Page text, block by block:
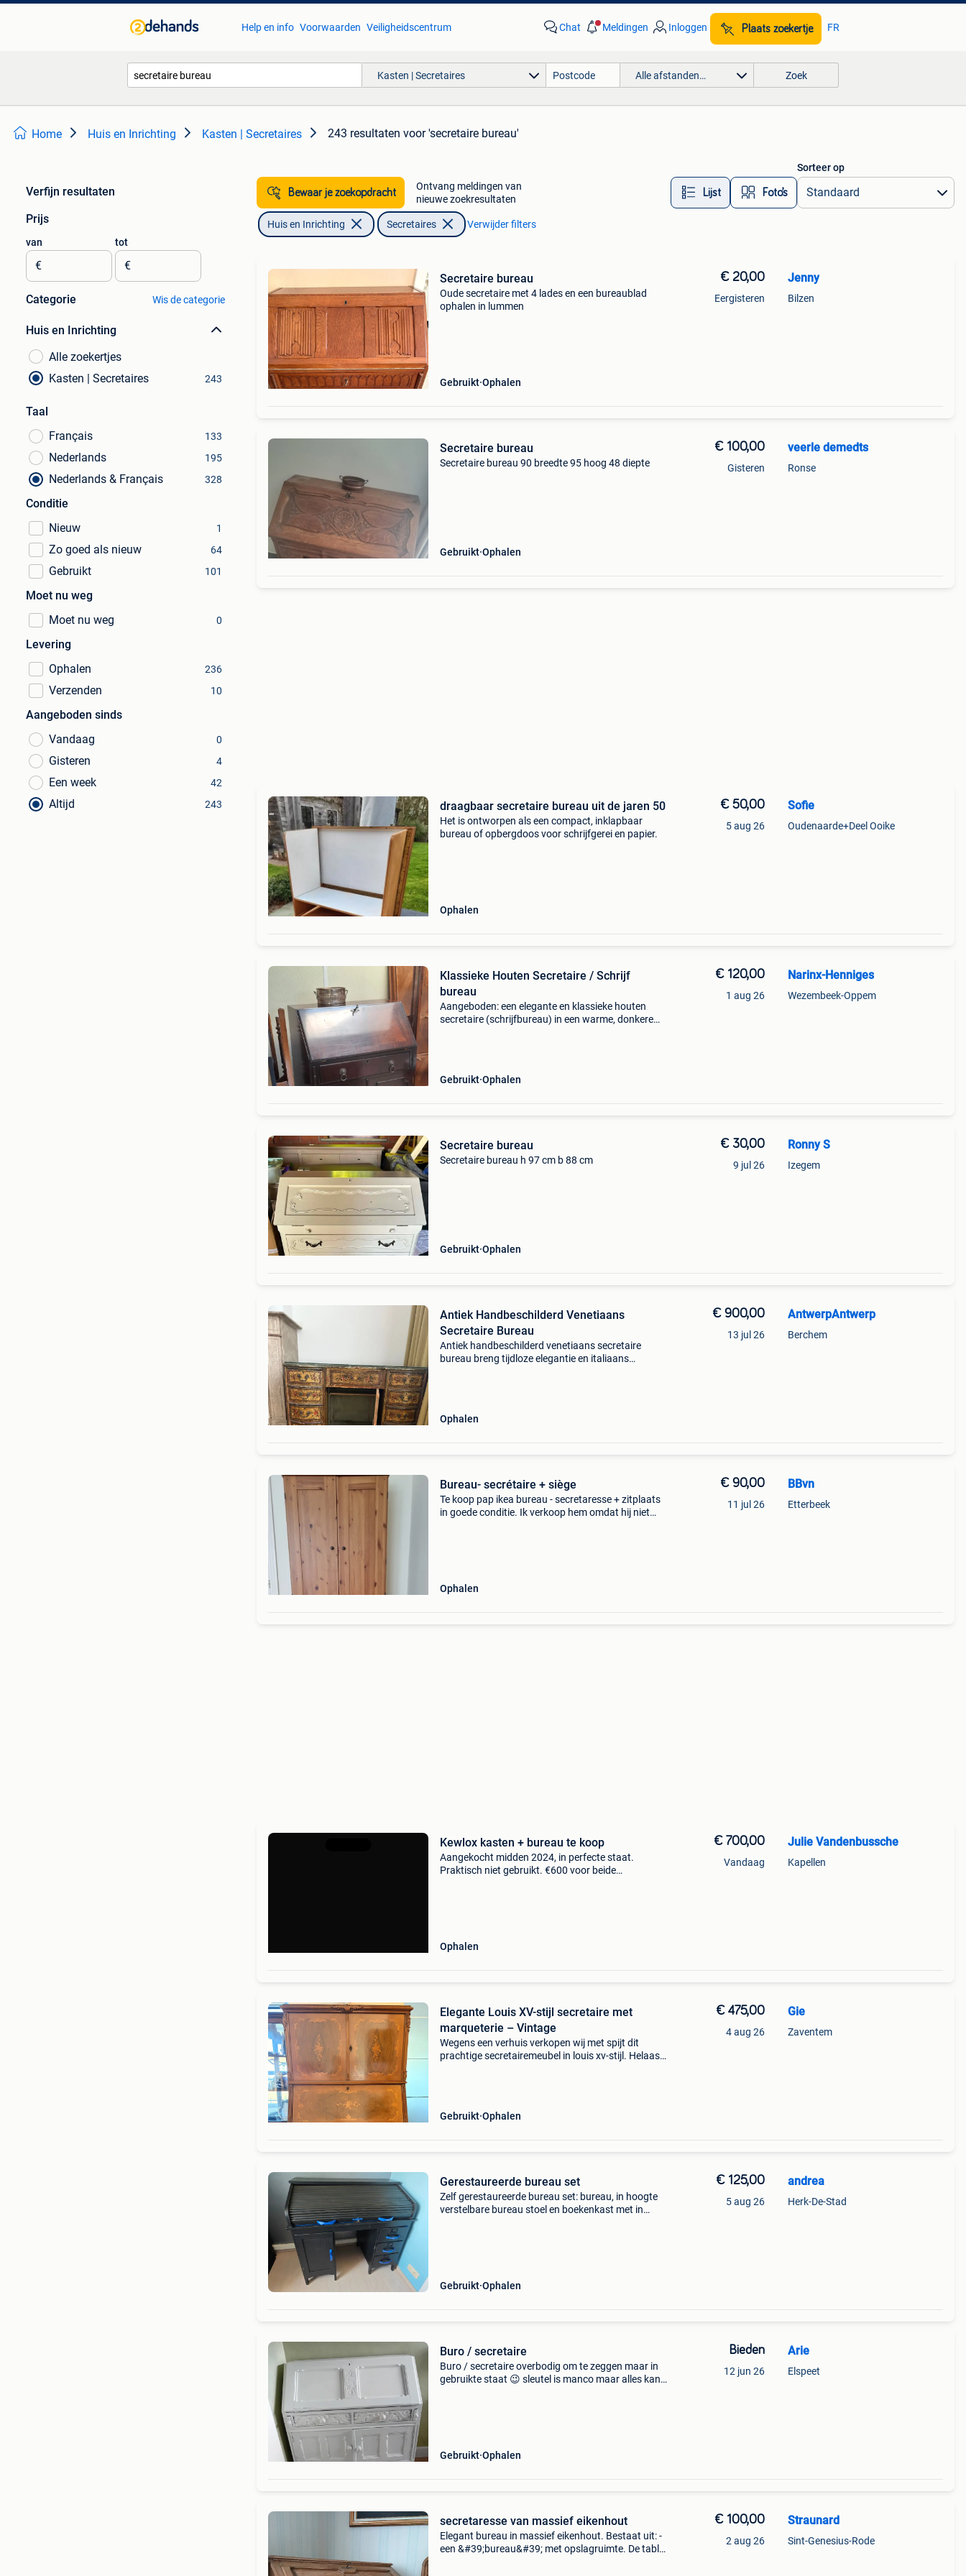
Help en info Voorwaarden Veiligheidscentrum Chat Meldingen Inloggen Plaats zoekertje FR
Kasten | Secretaires Alle afstanden… Zoek
Home Huis en Inrichting Kasten | Secretaires 243 resultaten voor 'secretaire bureau'
Verfijn resultaten
Prijs
van
€
tot
€
Categorie Wis de categorie
Huis en Inrichting
Alle zoekertjes
Kasten | Secretaires
243
Taal
Français
133
Nederlands 195
Nederlands & Français 328
Conditie
Nieuw
1
Zo goed als nieuw 64
Gebruikt 101
Moet nu weg
Moet nu weg
0
Levering
Ophalen
236
Verzenden 10
Aangeboden sinds
Vandaag
0
Gisteren 4
Een week 42
Altijd 243
Bewaar je zoekopdracht
Ontvang meldingen van
nieuwe zoekresultaten
Lijst Foto’s
Sorteer op
Huis en Inrichting Secretaires Verwijder filters
Secretaire bureau
Oude secretaire met 4 lades en een bureaublad
ophalen in lummen
Gebruikt Ophalen
€ 20,00
Eergisteren
Jenny
Bilzen
Secretaire bureau
Secretaire bureau 90 breedte 95 hoog 48 diepte
Gebruikt Ophalen
€ 100,00
Gisteren
veerle demedts
Ronse
draagbaar secretaire bureau uit de jaren 50
Het is ontworpen als een compact, inklapbaar
bureau of opbergdoos voor schrijfgerei en papier.
Ophalen
€ 50,00
5 aug 26
Sofie
Oudenaarde+Deel Ooike
Klassieke Houten Secretaire / Schrijf
bureau
Aangeboden: een elegante en klassieke houten
secretaire (schrijfbureau) in een warme, donkere
Gebruikt Ophalen
€ 120,00
1 aug 26
Narinx-Henniges
Wezembeek-Oppem
Secretaire bureau
Secretaire bureau h 97 cm b 88 cm
Gebruikt Ophalen
€ 30,00
9 jul 26
Ronny S
Izegem
Antiek Handbeschilderd Venetiaans
Secretaire Bureau
Antiek handbeschilderd venetiaans secretaire
bureau breng tijdloze elegantie en italiaans
Ophalen
€ 900,00
13 jul 26
AntwerpAntwerp
Berchem
Bureau- secrétaire + siège
Te koop pap ikea bureau - secretaresse + zitplaats
in goede conditie. Ik verkoop hem omdat hij niet
Ophalen
€ 90,00
11 jul 26
BBvn
Etterbeek
Kewlox kasten + bureau te koop
Aangekocht midden 2024, in perfecte staat.
Praktisch niet gebruikt. €600 voor beide
Ophalen
€ 700,00
Vandaag
Julie Vandenbussche
Kapellen
Elegante Louis XV-stijl secretaire met
marqueterie – Vintage
Wegens een verhuis verkopen wij met spijt dit
prachtige secretairemeubel in louis xv-stijl. Helaas
Gebruikt Ophalen
€ 475,00
4 aug 26
Gie
Zaventem
Gerestaureerde bureau set
Zelf gerestaureerde bureau set: bureau, in hoogte
verstelbare bureau stoel en boekenkast met in
Gebruikt Ophalen
€ 125,00
5 aug 26
andrea
Herk-De-Stad
Buro / secretaire
Buro / secretaire overbodig om te zeggen maar in
gebruikte staat 😉 sleutel is manco maar alles kan
Gebruikt Ophalen
Bieden
12 jun 26
Arie
Elspeet
secretaresse van massief eikenhout
Elegant bureau in massief eikenhout. Bestaat uit: -
een &#39;bureau&#39; met opslagruimte. De tablet
€ 100,00
2 aug 26
Straunard
Sint-Genesius-Rode